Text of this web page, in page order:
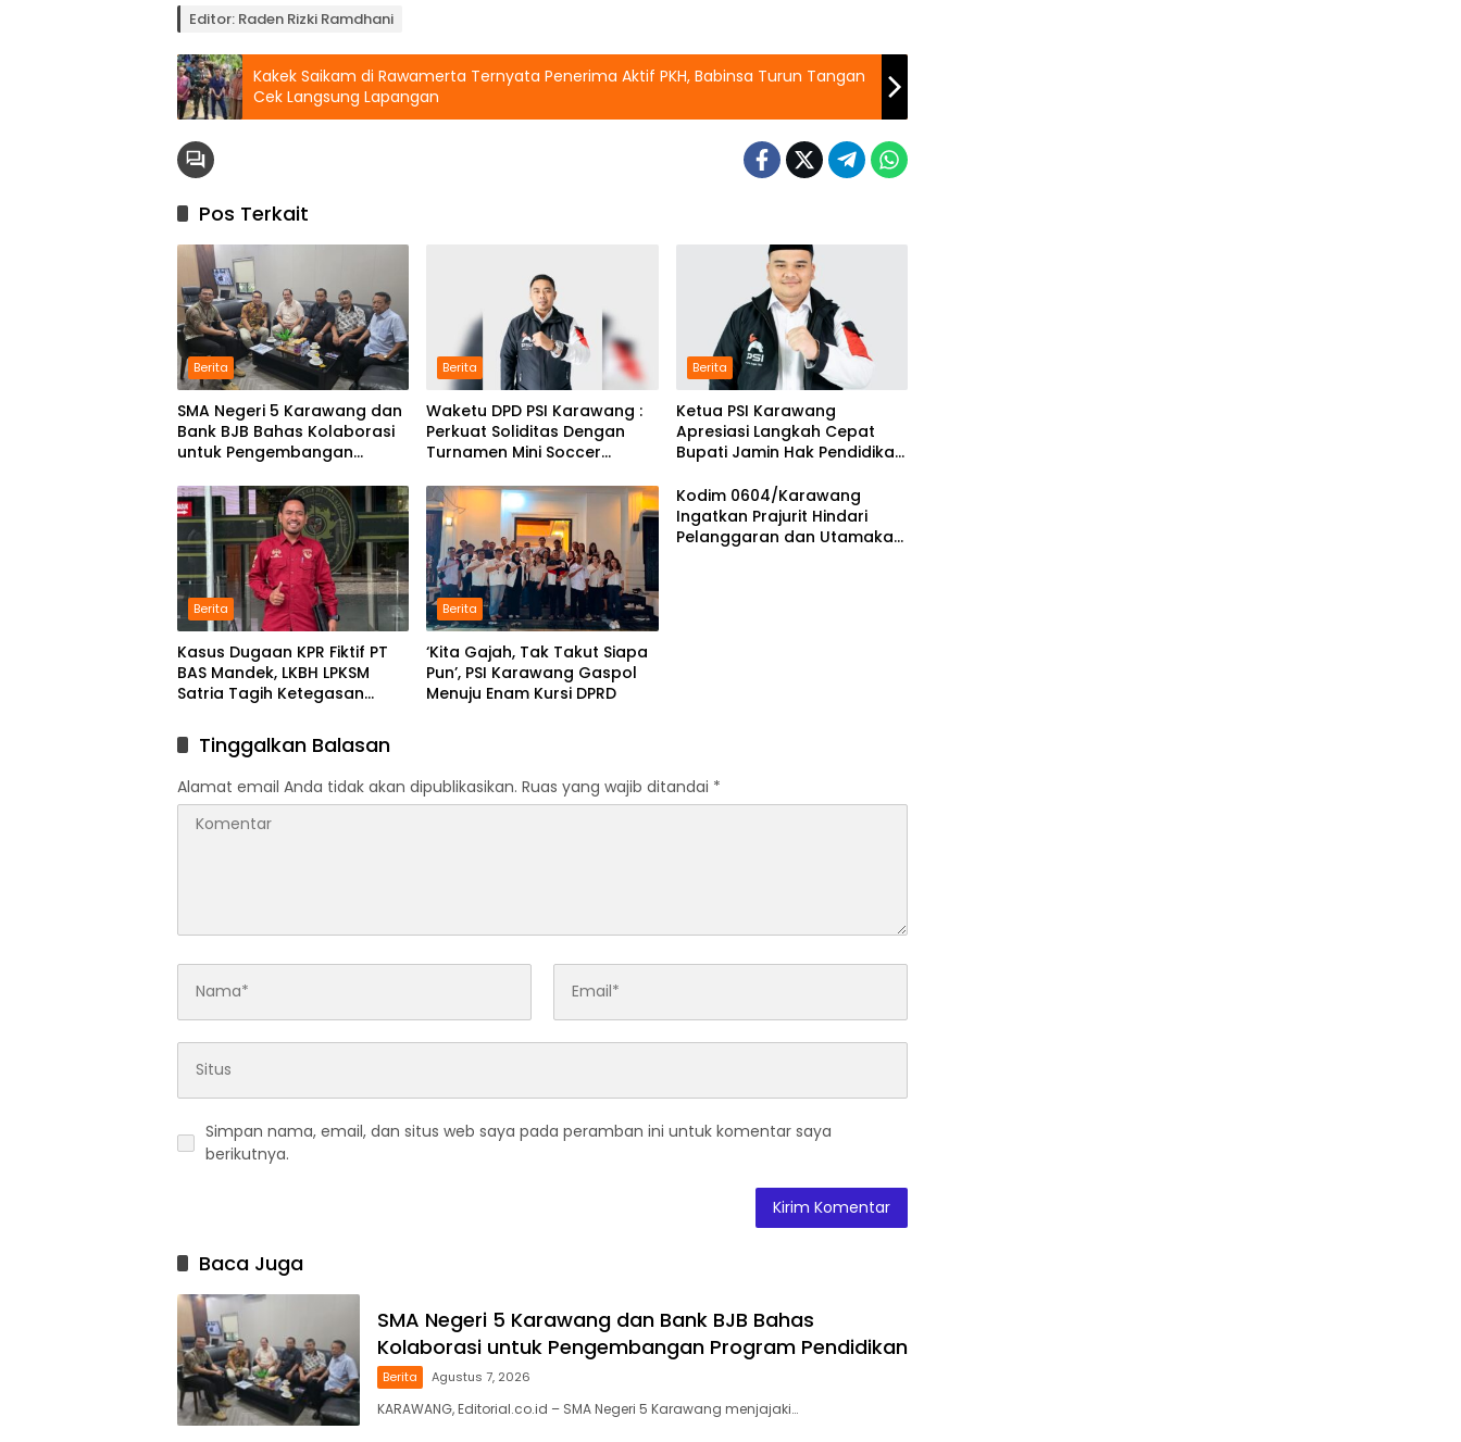
Editor: Raden Rizki Ramdhani
Kakek Saikam di Rawamerta Ternyata Penerima Aktif PKH, Babinsa Turun Tangan
Cek Langsung Lapangan
Pos Terkait
Berita
SMA Negeri 5 Karawang dan
Bank BJB Bahas Kolaborasi
untuk Pengembangan
Berita
Waketu DPD PSI Karawang :
Perkuat Soliditas Dengan
Turnamen Mini Soccer
Berita
Ketua PSI Karawang
Apresiasi Langkah Cepat
Bupati Jamin Hak Pendidikan
Berita
Kasus Dugaan KPR Fiktif PT
BAS Mandek, LKBH LPKSM
Satria Tagih Ketegasan
Berita
‘Kita Gajah, Tak Takut Siapa
Pun’, PSI Karawang Gaspol
Menuju Enam Kursi DPRD
Kodim 0604/Karawang
Ingatkan Prajurit Hindari
Pelanggaran dan Utamakan
Tinggalkan Balasan
Alamat email Anda tidak akan dipublikasikan. Ruas yang wajib ditandai *
Simpan nama, email, dan situs web saya pada peramban ini untuk komentar saya
berikutnya.
Baca Juga
SMA Negeri 5 Karawang dan Bank BJB Bahas
Kolaborasi untuk Pengembangan Program Pendidikan
Berita Agustus 7, 2026
KARAWANG, Editorial.co.id – SMA Negeri 5 Karawang menjajaki…